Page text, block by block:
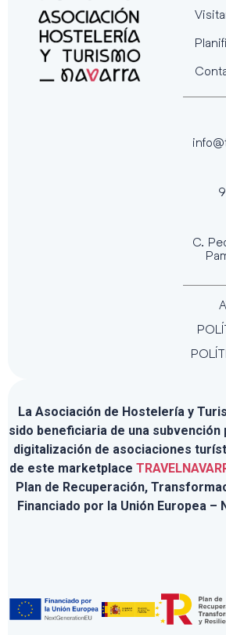
C.
La Asociación de Hostelería y
sido beneficiaria de una
digitalización de asociaciones
de este marketplace
Plan de Recuperación,
Financiado por la Unión Europea –